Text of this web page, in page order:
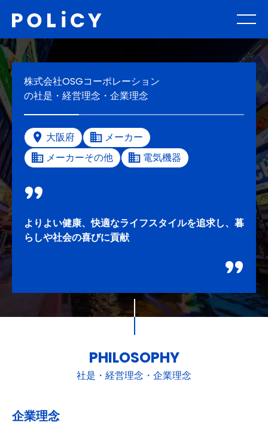
株式会社OSGコーポレーション
の社是・経営理念・企業理念
大阪府
メーカー
メーカーその他
電気機器
よりよい健康、快適なライフスタイルを追求し、暮
らしや社会の喜びに貢献
PHILOSOPHY
社是・経営理念・企業理念
企業理念